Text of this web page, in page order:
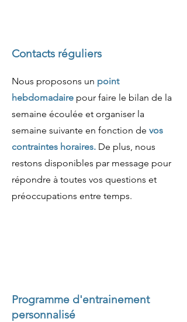
Contacts réguliers
Nous proposons un point
hebdomadaire pour faire le bilan de la
semaine écoulée et organiser la
semaine suivante en fonction de vos
contraintes horaires. De plus, nous
restons disponibles par message pour
répondre à toutes vos questions et
préoccupations entre temps.
Programme d'entrainement
personnalisé